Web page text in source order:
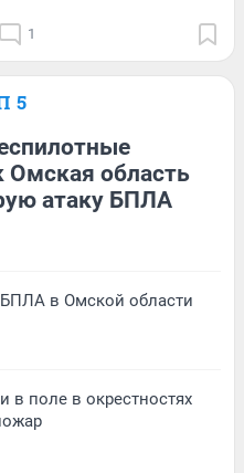
1
5
Омская область
атаку БПЛА
в Омской области
поле в окрестностях